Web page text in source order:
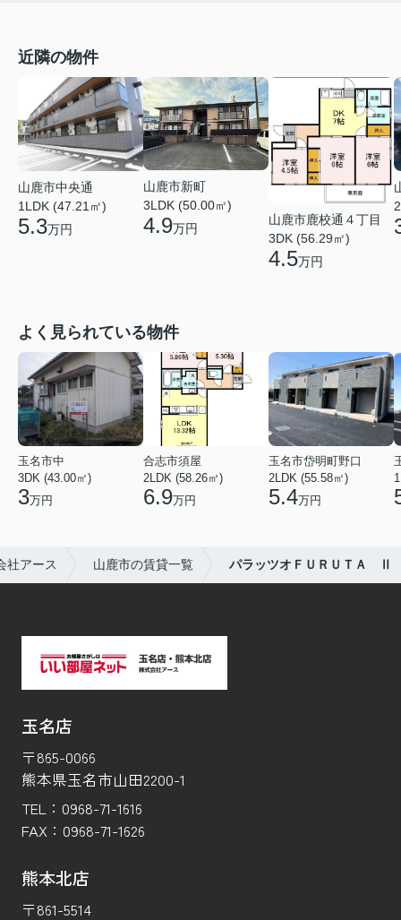
近隣の物件
山鹿市中央通
1LDK (47.21㎡)
5.3万円
山鹿市新町
3LDK (50.00㎡)
4.9万円
山鹿市鹿校通４丁目
3DK (56.29㎡)
4.5万円
よく見られている物件
玉名市中
3DK (43.00㎡)
3万円
合志市須屋
2LDK (58.26㎡)
6.9万円
玉名市岱明町野口
2LDK (55.58㎡)
5.4万円
社アース 山鹿市の賃貸一覧 パラッツオＦＵＲＵＴＡ Ⅱ
玉名店
〒865-0066
熊本県玉名市山田2200-1
TEL： 0968-71-1616
FAX： 0968-71-1626
熊本北店
〒861-5514